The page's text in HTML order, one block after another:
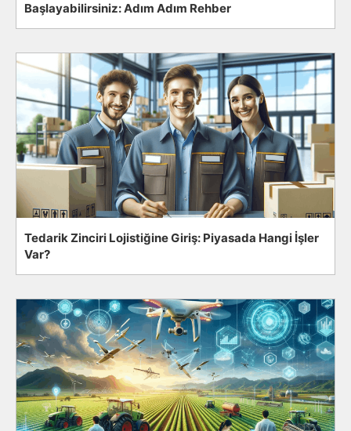
Başlayabilirsiniz: Adım Adım Rehber
Tedarik Zinciri Lojistiğine Giriş: Piyasada Hangi İşler
Var?